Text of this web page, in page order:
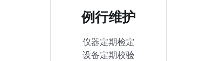
例行维护
仪器定期检定
设备定期校验